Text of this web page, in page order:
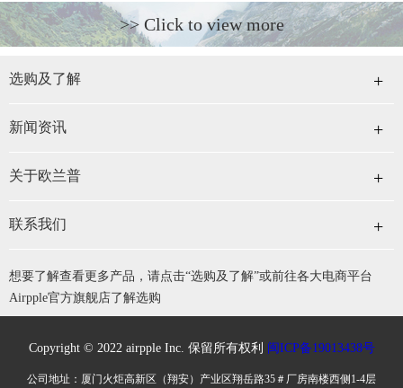
>> Click to view more
选购及了解
新闻资讯
关于欧兰普
联系我们
想要了解查看更多产品，请点击“选购及了解”或前往各大电商平台
Airpple官方旗舰店了解选购
Copyright © 2022 airpple Inc. 保留所有权利 闽ICP备19013438号
公司地址：厦门火炬高新区（翔安）产业区翔岳路35＃厂房南楼西侧1-4层